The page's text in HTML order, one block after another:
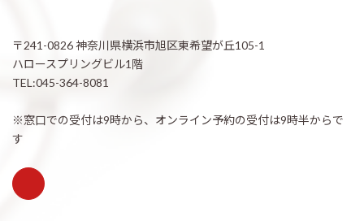
〒241-0826 神奈川県横浜市旭区東希望が丘105-1
ハロースプリングビル1階
TEL:045-364-8081
※窓口での受付は9時から、オンライン予約の受付は9時半からで
す